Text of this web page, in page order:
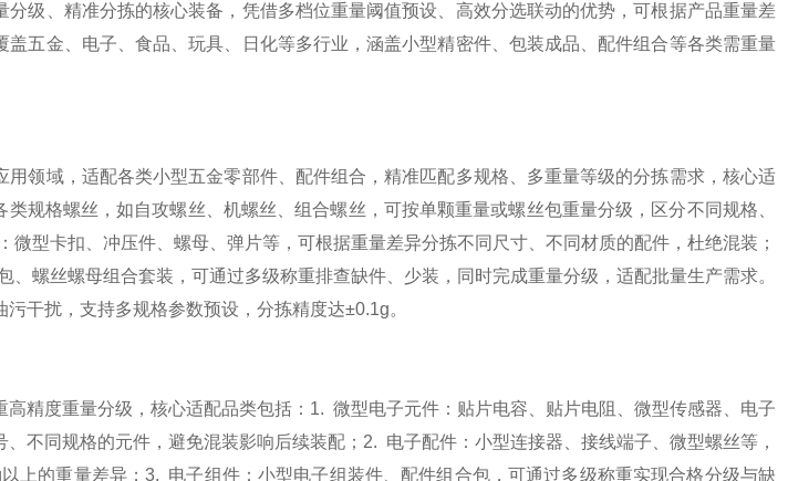
分级、精准分拣的核心装备，凭借多档位重量阈值预设、高效分选联动的优势，可根据产品重量差
盖五金、电子、食品、玩具、日化等多行业，涵盖小型精密件、包装成品、配件组合等各类需重量
用领域，适配各类小型五金零部件、配件组合，精准匹配多规格、多重量等级的分拣需求，核心适
规格螺丝，如自攻螺丝、机螺丝、组合螺丝，可按单颗重量或螺丝包重量分级，区分不同规格、
型卡扣、冲压件、螺母、弹片等，可根据重量差异分拣不同尺寸、不同材质的配件，杜绝混装；
螺丝螺母组合套装，可通过多级称重排查缺件、少装，同时完成重量分级，适配批量生产需求。
干扰，支持多规格参数预设，分拣精度达±0.1g。
精度重量分级，核心适配品类包括：1. 微型电子元件：贴片电容、贴片电阻、微型传感器、电子
不同规格的元件，避免混装影响后续装配；2. 电子配件：小型连接器、接线端子、微型螺丝等，
上的重量差异；3. 电子组件：小型电子组装件、配件组合包，可通过多级称重实现合格分级与缺